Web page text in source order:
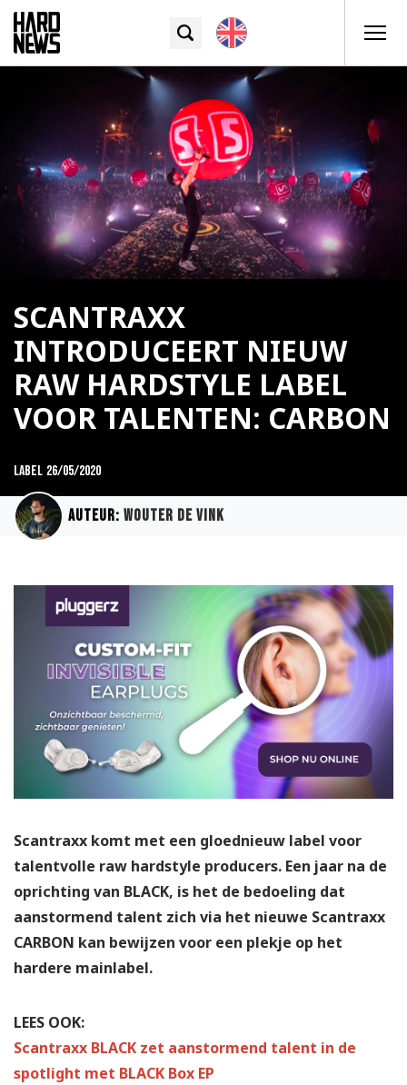
SCANTRAXX
INTRODUCEERT NIEUW
RAW HARDSTYLE LABEL
VOOR TALENTEN: CARBON
Label 26/05/2020
Auteur: Wouter de Vink
Scantraxx komt met een gloednieuw label voor
talentvolle raw hardstyle producers. Een jaar na de
oprichting van BLACK, is het de bedoeling dat
aanstormend talent zich via het nieuwe Scantraxx
CARBON kan bewijzen voor een plekje op het
hardere mainlabel.
LEES OOK:
Scantraxx BLACK zet aanstormend talent in de
spotlight met BLACK Box EP